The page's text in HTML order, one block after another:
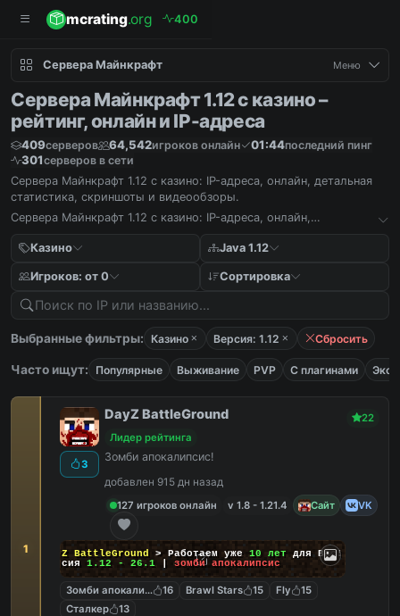
mcrating.org 400
Сервера Майнкрафт Меню
Сервера Майнкрафт 1.12 с казино –
рейтинг, онлайн и IP-адреса
409серверов 64,542игроков онлайн 01:44последний пинг
301серверов в сети
Сервера Майнкрафт 1.12 с казино: IP-адреса, онлайн, детальная
статистика, скриншоты и видеообзоры.
Сервера Майнкрафт 1.12 с казино: IP-адреса, онлайн,
Казино
Java 1.12
Игроков: от 0 Сортировка
Выбранные фильтры: Казино Версия: 1.12 Сбросить
Часто ищут: Популярные Выживание PVP С плагинами
1
3
DayZ BattleGround
22
Лидер рейтинга
Зомби апокалипсис!
добавлен 915 дн назад
127 игроков онлайн
v 1.8 - 1.21.4 Сайт VK
DayZ BattleGround > Работаем уже 10 лет для Вас!
Версия 1.12 - 26.1 | зомби апокалипсис
Зомби апокалипсис16 Brawl Stars 15 Fly
15
Сталкер
13